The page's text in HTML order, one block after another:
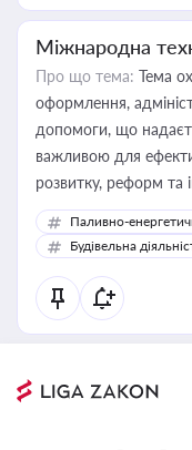
Міжнародна
Про що тема: Тема
оформлення,
допомоги, що
важливою для
розвитку, реформ та
Паливно-
Будівельна